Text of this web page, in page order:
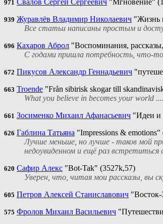
971 Свалов Сергей Сергеевич "Мгновение"
939 Журавлёв Владимир Николаевич "Жизнь
Все статьи написаны простым и
696 Кахаров Аброл "Воспоминания,
С годами пришла потребность, что-
672 Пикусов Александр Геннадьевич
663 Troende "Från sibirisk skogar till
What you believe in becomes your world
661 Зосименко Михаил Афанасьевич "Идеи и
626 Габлина Татьяна "Impressions & emotions"
Лучше меньше, но лучше - таков мой
недоувиденном и ещё раз
620 Сафир Алекс "Bot-Tak" (3527k,57)
Уверен, что, читая мои рассказы, вы
605 Петров Алексей Станиславович
575 Фролов Михаил Васильевич